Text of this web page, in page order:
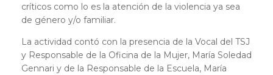
críticos como lo es la atención de la violencia ya sea
de género y/o familiar.
La actividad contó con la presencia de la Vocal del TSJ
y Responsable de la Oficina de la Mujer, María Soledad
Gennari y de la Responsable de la Escuela, María